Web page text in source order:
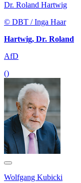
Dr. Roland Hartwig
© DBT / Inga Haar
Hartwig, Dr. Roland
AfD
()
Wolfgang Kubicki